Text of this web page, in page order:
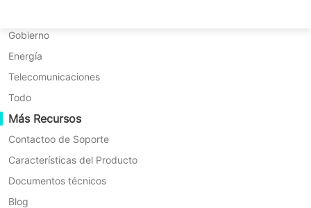
Migración P2P
Migración C2C
Migración C2V
Migración P2C
Recuperabilidad
Verificación de Recuperación de VM
Verificación de Recuperación del SO
Seguridad de Datos
Huawei FusionCompute
Red Hat Virtualization
Oracle OLVM
XenServer/Citrix Hypervisor
KayGrid
InCloud Sphere
Arcfra
FusionOne Compute
NexaVM
Gobierno
Energía
Telecomunicaciones
Todo
Más Recursos
Contactoo de Soporte
Características del Producto
Documentos técnicos
Blog
Para todas las cargas de trabajo